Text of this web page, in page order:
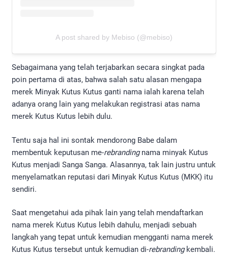
A post shared by Mebiso (@mebiso)
Sebagaimana yang telah terjabarkan secara singkat pada
poin pertama di atas, bahwa salah satu alasan mengapa
merek Minyak Kutus Kutus ganti nama ialah karena telah
adanya orang lain yang melakukan registrasi atas nama
merek Kutus Kutus lebih dulu.
Tentu saja hal ini sontak mendorong Babe dalam
membentuk keputusan me-rebrandingnama minyak Kutus
Kutus menjadi Sanga Sanga. Alasannya, tak lain justru untuk
menyelamatkan reputasi dari Minyak Kutus Kutus (MKK) itu
sendiri.
Saat mengetahui ada pihak lain yang telah mendaftarkan
nama merek Kutus Kutus lebih dahulu, menjadi sebuah
langkah yang tepat untuk kemudian mengganti nama merek
Kutus Kutus tersebut untuk kemudian di-rebrandingkembali.